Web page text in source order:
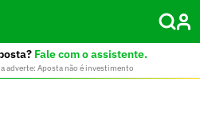
Fale com o assistente.
adverte: Aposta não é investimento